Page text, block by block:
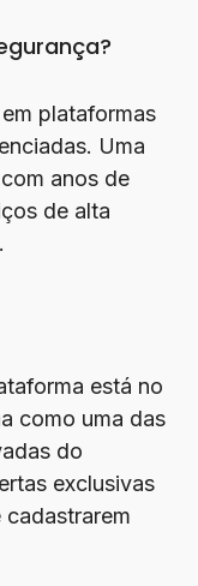
plataformas
Uma
anos de
de alta
está no
como uma das
do
exclusivas